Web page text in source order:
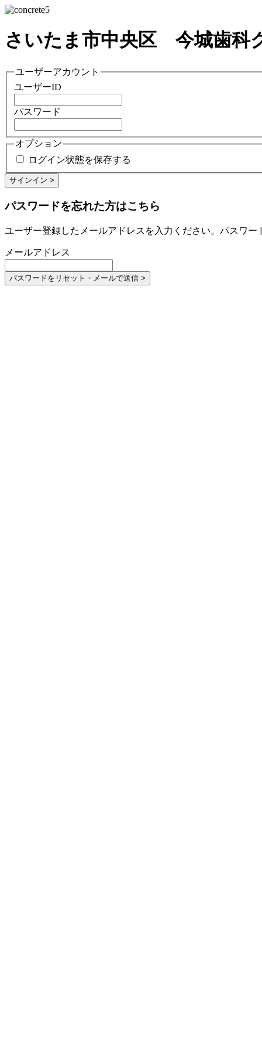
さいたま市中央区 今城歯科
ユーザーアカウント
ユーザーID
パスワード
オプション
ログイン状態を保存する
パスワードを忘れた方はこちら
ユーザー登録したメールアドレスを入力ください。パスワ
メールアドレス